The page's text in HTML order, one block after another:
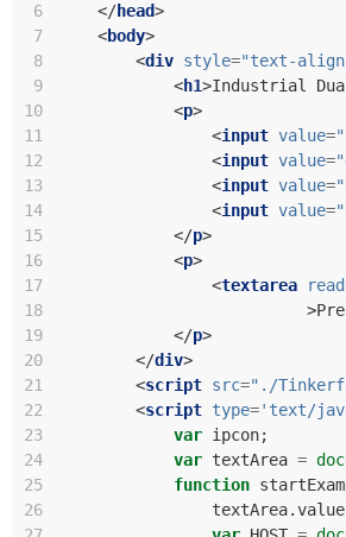
6
</head>
7
<body>
8
<div style="text-
9
<h1>Industrial
10
<p>
11
<input value=
12
<input value=
13
<input value=
14
<input value=
15
</p>
16
<p>
17
<textarea
18
>
19
</p>
20
</div>
21
<script src="./
22
<script type='text/
23
var ipcon;
24
var textArea =
25
function
26
textArea.value